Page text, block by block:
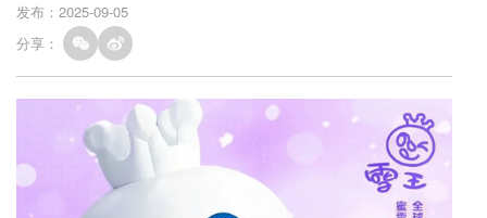
发布：2025-09-05
分享：